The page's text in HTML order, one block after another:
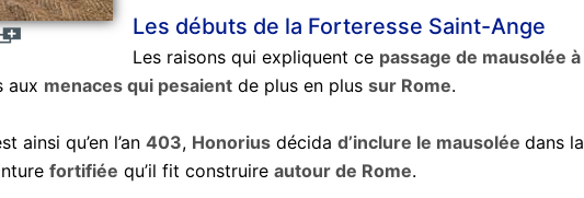
Les débuts de la Forteresse Saint-Ange
Les raisons qui expliquent ce passage de mausolée à
aux menaces qui pesaientde plus en plus sur Rome.
ainsi qu’en l’an 403, Honoriusdécida d’inclure le mausolée dans la
fortifiée qu’il fit construire autour de Rome.